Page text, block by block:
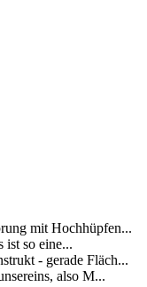
mit Hochhüpfen...
ist so eine...
- gerade Fläch...
also M...